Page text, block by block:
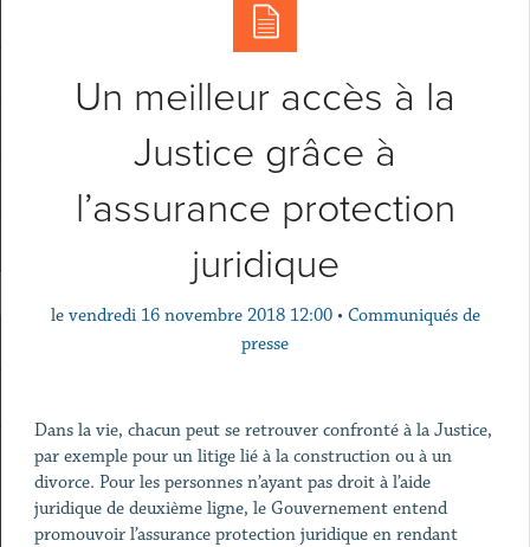
Un meilleur accès à la
Justice grâce à
l’assurance protection
juridique
le vendredi 16 novembre 2018 12:00 • Communiqués de
presse
Dans la vie, chacun peut se retrouver confronté à la Justice,
par exemple pour un litige lié à la construction ou à un
divorce. Pour les personnes n’ayant pas droit à l’aide
juridique de deuxième ligne, le Gouvernement entend
promouvoir l’assurance protection juridique en rendant